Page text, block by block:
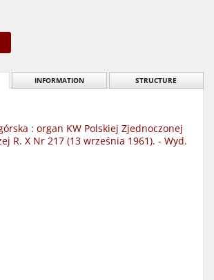
INFORMATION STRUCTURE
: organ KW Polskiej Zjednoczonej
R. X Nr 217 (13 września 1961). - Wyd.